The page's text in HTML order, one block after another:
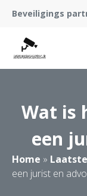
Beveiligings
Wat is
een
Home »
een jurist en